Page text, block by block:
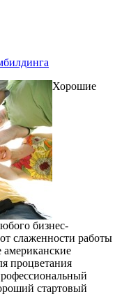
Хорошие
бизнес-
слаженности работы
процветания
стартовый